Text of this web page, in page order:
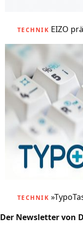
TECHNIK EIZO
TECHNIK
Der Newsletter von